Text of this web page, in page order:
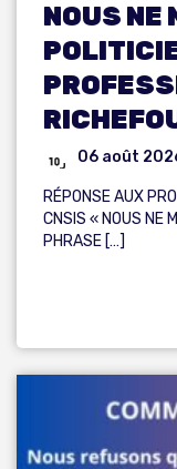
NOUS NE
06 août
RÉPONSE AUX
CNSIS « NOUS NE
PHRASE […]